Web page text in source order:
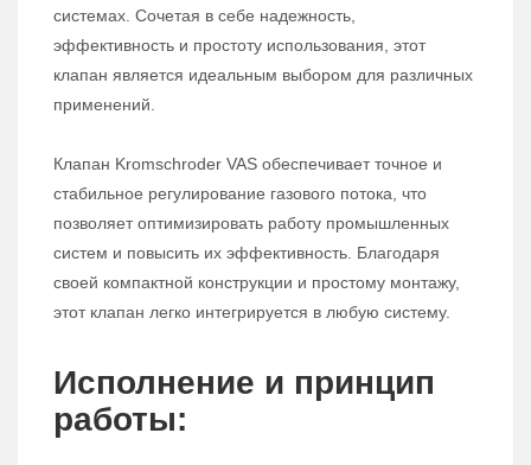
системах. Сочетая в себе надежность,
эффективность и простоту использования, этот
клапан является идеальным выбором для различных
применений.
Клапан Kromschroder VAS обеспечивает точное и
стабильное регулирование газового потока, что
позволяет оптимизировать работу промышленных
систем и повысить их эффективность. Благодаря
своей компактной конструкции и простому монтажу,
этот клапан легко интегрируется в любую систему.
Исполнение и принцип
работы: